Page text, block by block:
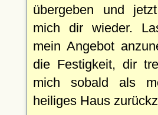
übergeben und
mich dir wieder.
mein Angebot
die Festigkeit, dir
mich sobald als
heiliges Haus